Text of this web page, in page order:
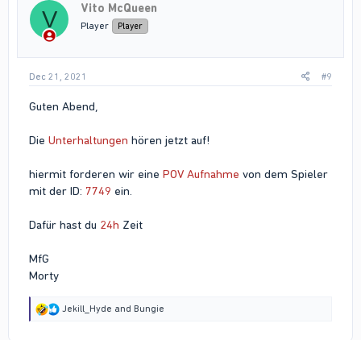
V Vito McQueen
Player Player
Dec 21, 2021 #9
Guten Abend,
Die Unterhaltungen hören jetzt auf!
hiermit forderen wir eine POV Aufnahme von dem Spieler
mit der ID: 7749 ein.
Dafür hast du 24h Zeit
MfG
Morty
R
Jekill_Hyde and Bungie